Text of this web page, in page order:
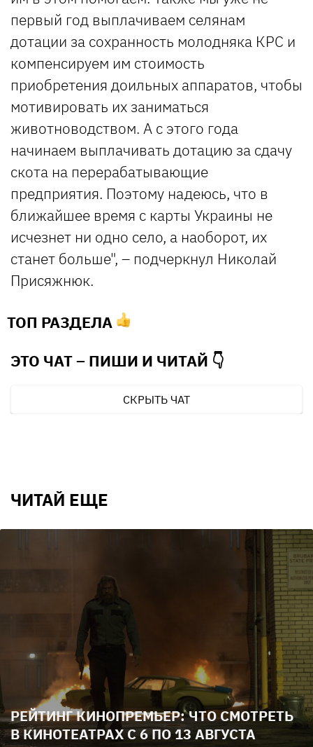
первый год выплачиваем селянам
дотации за сохранность молодняка КРС и
компенсируем им стоимость
приобретения доильных аппаратов, чтобы
мотивировать их заниматься
животноводством. А с этого года
начинаем выплачивать дотацию за сдачу
скота на перерабатывающие
предприятия. Поэтому надеюсь, что в
ближайшее время с карты Украины не
исчезнет ни одно село, а наоборот, их
станет больше", – подчеркнул Николай
Присяжнюк.
ТОП РАЗДЕЛА
ЭТО ЧАТ – ПИШИ И ЧИТАЙ 👇
СКРЫТЬ ЧАТ
ЧИТАЙ ЕЩЕ
РЕЙТИНГ КИНОПРЕМЬЕР: ЧТО СМОТРЕТЬ
В КИНОТЕАТРАХ С 6 ПО 13 АВГУСТА